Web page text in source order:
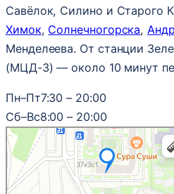
Савёлок, Силино и Старого
Химок, Солнечногорска,
Менделеева. От станции
(МЦД-3) — около 10 минут
Пн–Пт7:30 – 20:00
Сб–Вс8:00 – 20:00